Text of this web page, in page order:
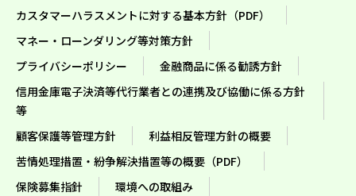
カスタマーハラスメントに対する基本方針（PDF）
マネー・ローンダリング等対策方針
プライバシーポリシー
金融商品に係る勧誘方針
信用金庫電子決済等代行業者との連携及び協働に係る方針
等
顧客保護等管理方針
利益相反管理方針の概要
苦情処理措置・紛争解決措置等の概要（PDF）
保険募集指針
環境への取組み